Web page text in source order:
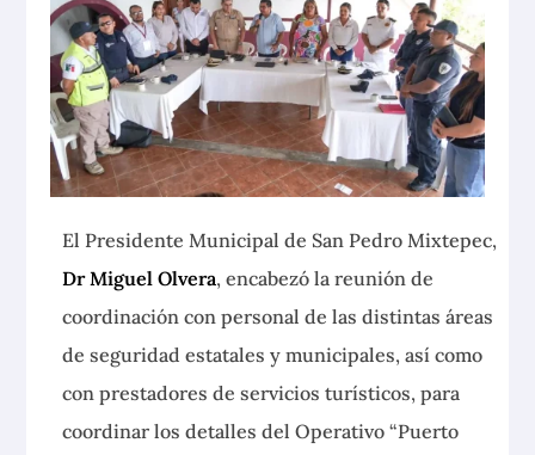
El Presidente Municipal de San Pedro Mixtepec,
Dr Miguel Olvera, encabezó la reunión de
coordinación con personal de las distintas áreas
de seguridad estatales ymunicipales, así como
con prestadores de servicios turísticos, para
coordinar los detalles del Operativo “Puerto